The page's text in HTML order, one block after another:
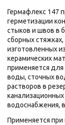
Гермафлекс 147
герметизации
стыков и швов в
сборных
изготовленных
керамических
применяется
воды, сточных
растворов в
канализационных
водоснабжения,
Применяется при